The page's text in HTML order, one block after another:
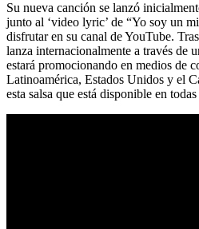
Su nueva canción se lanzó
junto al ‘video lyric’ de “Yo soy un
disfrutar en su canal de YouTube.
lanza internacionalmente a través de
estará promocionando en medios de
Latinoamérica, Estados Unidos y el
esta salsa que está disponible en